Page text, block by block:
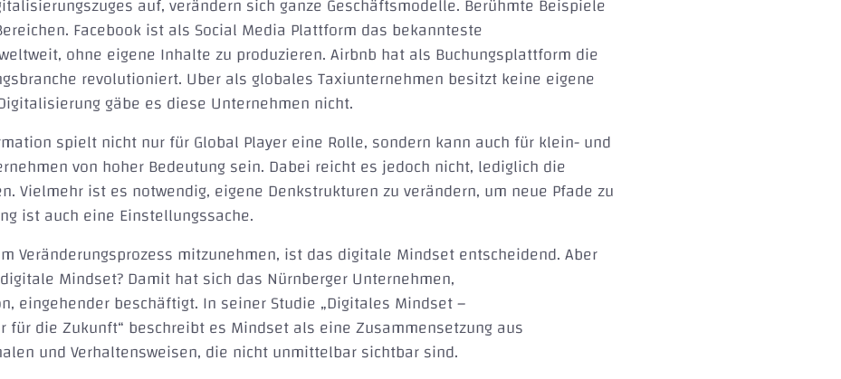
Facebook ist als Social Media Plattform das bekannteste
ohne eigene Inhalte zu produzieren. Airbnb hat als Buchungsplattform die
revolutioniert. Uber als globales Taxiunternehmen besitzt keine eigene
gäbe es diese Unternehmen nicht.
spielt nicht nur für Global Player eine Rolle, sondern kann auch für klein- und
von hoher Bedeutung sein. Dabei reicht es jedoch nicht, lediglich die
Vielmehr ist es notwendig, eigene Denkstrukturen zu verändern, um neue Pfade zu
ist auch eine Einstellungssache.
Veränderungsprozess mitzunehmen, ist das digitale Mindset entscheidend. Aber
Mindset? Damit hat sich das Nürnberger Unternehmen,
eingehender beschäftigt. In seiner Studie „Digitales Mindset –
für die Zukunft“ beschreibt es Mindset als eine Zusammensetzung aus
und Verhaltensweisen, die nicht unmittelbar sichtbar sind.